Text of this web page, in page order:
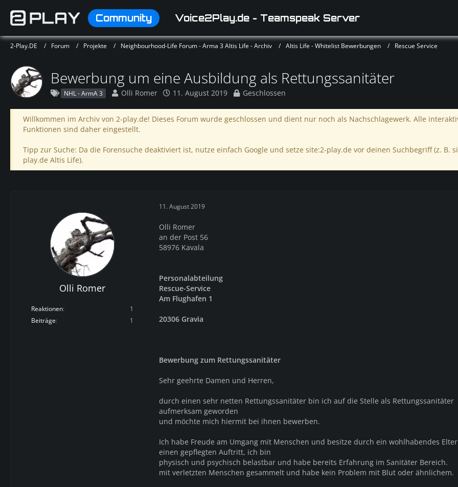
Community Voice2Play.de - Teamspeak Server
2-Play.DE Forum Projekte Neighbourhood-Life Forum - Arma 3 Altis Life - Archiv Altis Life - Whitelist Bewerbungen Rescue Service
Bewerbung um eine Ausbildung als Rettungssanitäter
NHL - ArmA 3 Olli Romer 11. August 2019 Geschlossen
Willkommen im Archiv von 2-play.de! Dieses Forum wurde geschlossen und dient nur noch als Nachschlagewerk. Alle
Funktionen sind daher eingestellt.
Tipp zur Suche: Da die Forensuche deaktiviert ist, nutze einfach Google und setze site:2-play.de vor deinen Suchbegriff (z. B.
play.de Altis Life).
Olli Romer
Reaktionen
1
Beiträge
1
11. August 2019
Olli Romer
an der Post 56
58976 Kavala
Personalabteilung
Rescue-Service
Am Flughafen 1
20306 Gravia
Bewerbung zum Rettungssanitäter
Sehr geehrte Damen und Herren,
durch einen sehr netten Rettungssanitäter bin ich auf die Stelle als Rettungssanitäter
aufmerksam geworden
und möchte mich hiermit bei ihnen bewerben.
Ich habe Freude am Umgang mit Menschen und besitze durch ein wohlhabendes
einen gepflegten Auftritt, ich bin
physisch und psychisch belastbar und habe bereits Erfahrung im Sanitäter Bereich.
mit verletzten Menschen gesammelt und habe kein Problem mit Blut oder ähnlichem.